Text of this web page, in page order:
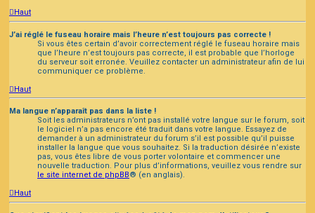
Haut
J’ai réglé le fuseau horaire mais l’heure n’est toujours pas correcte !
Si vous êtes certain d’avoir correctement réglé le fuseau horaire mais
que l’heure n’est toujours pas correcte, il est probable que l’horloge
du serveur soit erronée. Veuillez contacter un administrateur afin de lui
communiquer ce problème.
Haut
Ma langue n’apparaît pas dans la liste !
Soit les administrateurs n’ont pas installé votre langue sur le forum, soit
le logiciel n’a pas encore été traduit dans votre langue. Essayez de
demander à un administrateur du forum s’il est possible qu’il puisse
installer la langue que vous souhaitez. Si la traduction désirée n’existe
pas, vous êtes libre de vous porter volontaire et commencer une
nouvelle traduction. Pour plus d’informations, veuillez vous rendre sur
le site internet de phpBB® (en anglais).
Haut